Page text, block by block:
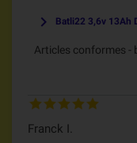
keyboard_arrow_right Batli22 3,6v 13Ah
Articles conformes -
Franck I.